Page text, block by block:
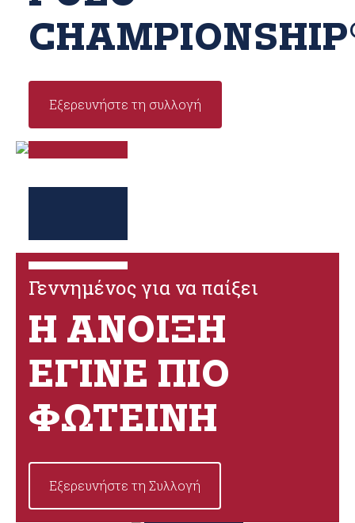
Εξερευνήστε τη συλλογή
Γεννημένος για να παίξει
Η ΆΝΟΙΞΗ
ΈΓΙΝΕ ΠΙΟ
ΦΩΤΕΙΝΉ
Εξερευνήστε τη Συλλογή